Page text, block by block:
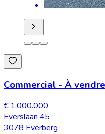
Commercial - À vendre
€ 1.000.000
Everslaan 45
3078 Everberg